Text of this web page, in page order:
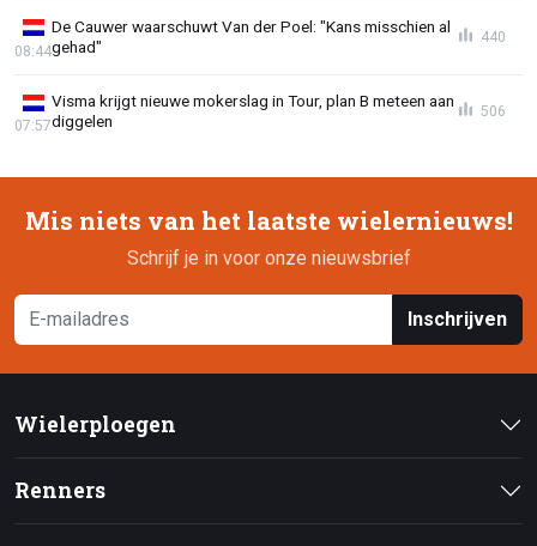
De Cauwer waarschuwt Van der Poel: "Kans misschien al
gehad"
08:44
440
Visma krijgt nieuwe mokerslag in Tour, plan B meteen aan
diggelen
07:57
506
Mis niets van het laatste wielernieuws!
Schrijf je in voor onze nieuwsbrief
Inschrijven
Wielerploegen
Renners